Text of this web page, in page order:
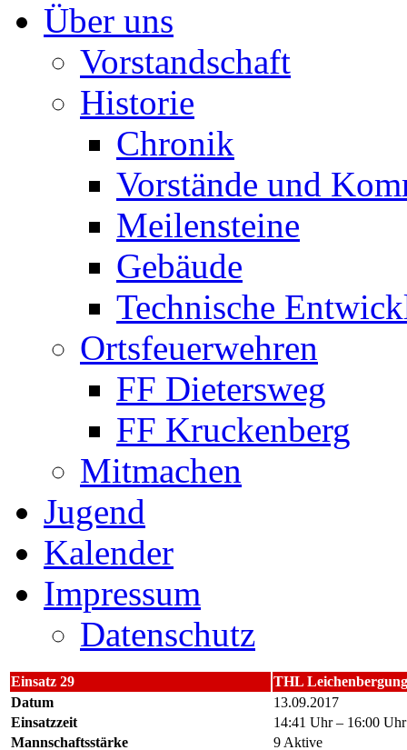
Über uns
Vorstandschaft
Historie
Chronik
Vorstände und
Meilensteine
Gebäude
Technische
Ortsfeuerwehren
FF Dietersweg
FF Kruckenberg
Mitmachen
Jugend
Kalender
Impressum
Datenschutz
Einsatz 29
THL Leichenbergung
Datum
13.09.2017
Einsatzzeit
14:41 Uhr – 16:00 Uhr
Mannschaftsstärke
9 Aktive